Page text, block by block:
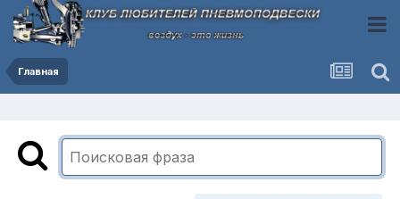
Главная